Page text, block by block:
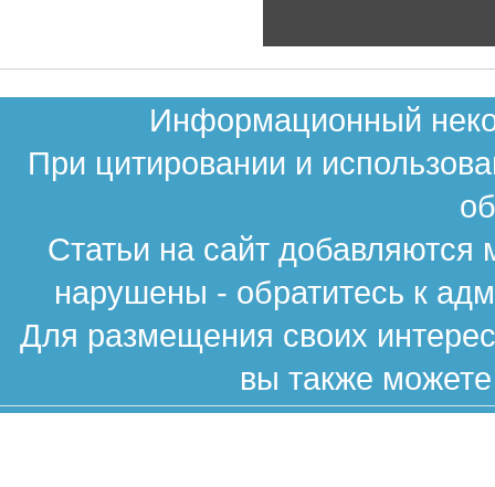
Информационный
При цитировании и
Статьи на сайт
нарушены - обратитесь к
Для размещения своих
вы также